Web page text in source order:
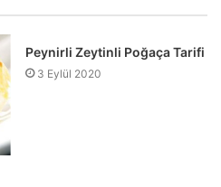
Peynirli Zeytinli Poğaça Tarifi
3 Eylül 2020